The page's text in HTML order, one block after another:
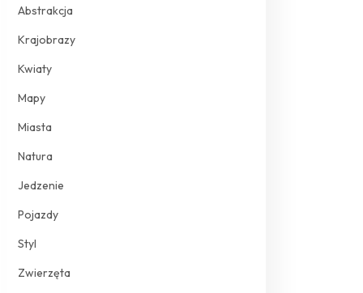
Abstrakcja
Krajobrazy
Kwiaty
Mapy
Miasta
Natura
Jedzenie
Pojazdy
Styl
Zwierzęta